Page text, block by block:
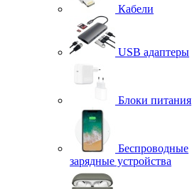
Кабели
USB адаптеры
Блоки питания
Беспроводные
зарядные устройства